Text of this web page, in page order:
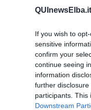
If you wish to
sensitive
confirm your
continue seeing
information
further disclosure
participants. This
Downstream
pertanto nella
e rispetto delle
principali dell'isola
7:00 del mattino